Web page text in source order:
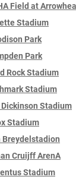
Field at
Stadium
Park
Park
Rock Stadium
Stadium
Stadium
Stadium
Breydelstadion
Cruijff ArenA
Stadium